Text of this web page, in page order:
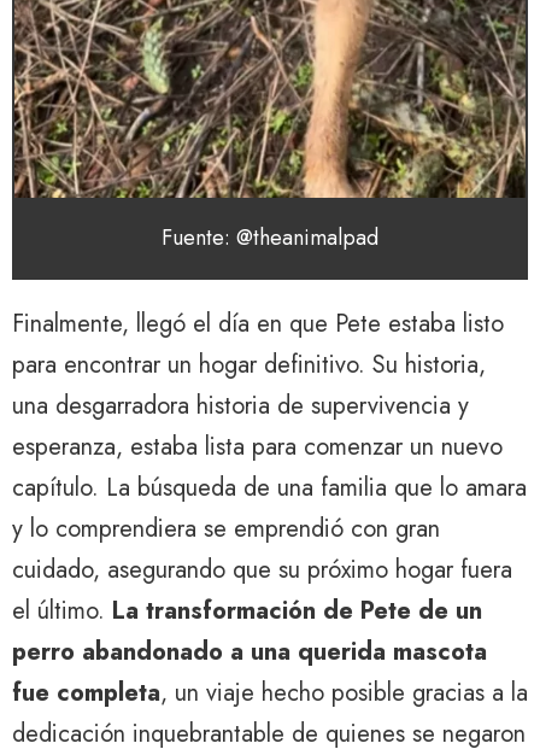
Fuente: @theanimalpad
Finalmente, llegó el día en que Pete estaba listo
para encontrar un hogar definitivo. Su historia,
una desgarradora historia de supervivencia y
esperanza, estaba lista para comenzar un nuevo
capítulo. La búsqueda de una familia que lo amara
y lo comprendiera se emprendió con gran
cuidado, asegurando que su próximo hogar fuera
el último. La transformación de Pete de un
perro abandonado a una querida mascota
fue completa, un viaje hecho posible gracias a la
dedicación inquebrantable de quienes se negaron